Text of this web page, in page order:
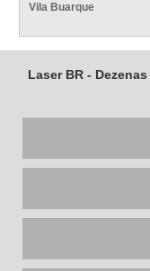
Vila Buarque
Laser BR -